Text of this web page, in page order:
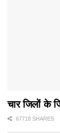
चार जिलों के
67718 SHARES